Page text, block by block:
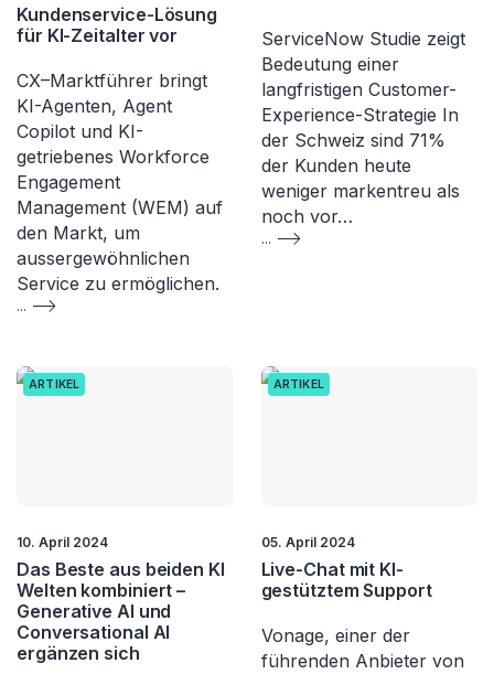
Kundenservice-Lösung
für KI-Zeitalter vor
CX–Marktführer bringt
KI-Agenten, Agent
Copilot und KI-
getriebenes Workforce
Engagement
Management (WEM) auf
den Markt, um
aussergewöhnlichen
Service zu ermöglichen.
...
ServiceNow Studie zeigt
Bedeutung einer
langfristigen Customer-
Experience-Strategie In
der Schweiz sind 71%
der Kunden heute
weniger markentreu als
noch vor…
...
ARTIKEL
10. April 2024
Das Beste aus beiden KI
Welten kombiniert –
Generative AI und
Conversational AI
ergänzen sich
ARTIKEL
05. April 2024
Live-Chat mit KI-
gestütztem Support
Vonage, einer der
führenden Anbieter von